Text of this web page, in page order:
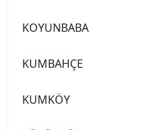
KOYUNBABA
KUMBAHÇE
KUMKÖY